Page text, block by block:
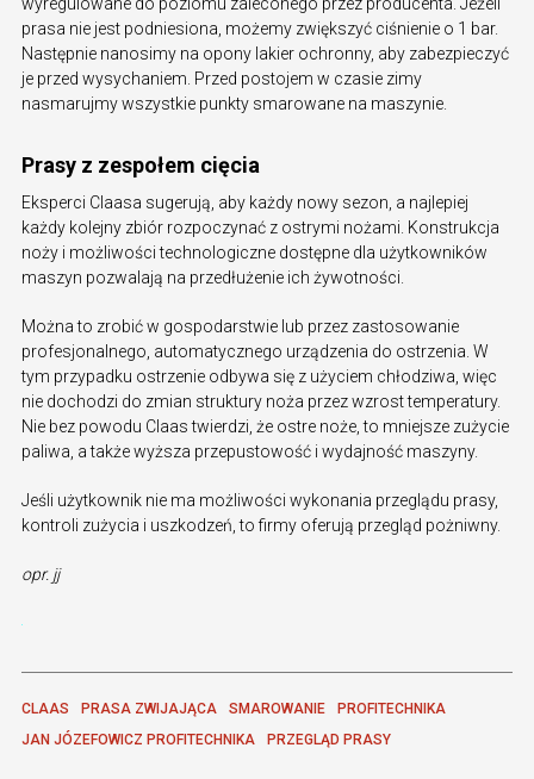
prasa nie jest podniesiona, możemy zwiększyć ciśnienie o 1 bar.
Następnie nanosimy na opony lakier ochronny, aby zabezpieczyć
je przed wysychaniem. Przed postojem w czasie zimy
nasmarujmy wszystkie punkty smarowane na maszynie.
Prasy z zespołem cięcia
Eksperci Claasa sugerują, aby każdy nowy sezon, a najlepiej
każdy kolejny zbiór rozpoczynać z ostrymi nożami. Konstrukcja
noży i możliwości technologiczne dostępne dla użytkowników
maszyn pozwalają na przedłużenie ich żywotności.
Można to zrobić w gospodarstwie lub przez zastosowanie
profesjonalnego, automatycznego urządzenia do ostrzenia. W
tym przypadku ostrzenie odbywa się z użyciem chłodziwa, więc
nie dochodzi do zmian struktury noża przez wzrost temperatury.
Nie bez powodu Claas twierdzi, że ostre noże, to mniejsze zużycie
paliwa, a także wyższa przepustowość i wydajność maszyny.
Jeśli użytkownik nie ma możliwości wykonania przeglądu prasy,
kontroli zużycia i uszkodzeń, to firmy oferują przegląd pożniwny.
opr. jj
CLAAS PRASA ZWIJAJĄCA SMAROWANIE
PROFITECHNIKA
JAN JÓZEFOWICZ PROFITECHNIKA
PRZEGLĄD PRASY